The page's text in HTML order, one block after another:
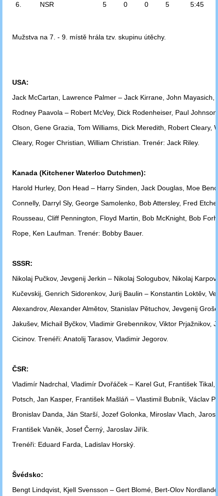
6. NSR 5 0 0 5 5:45
Mužstva na 7. - 9. místě hrála tzv. skupinu útěchy.
USA:
Jack McCartan, Lawrence Palmer – Jack Kirrane, John Mayasich,
Rodney Paavola – Robert McVey, Dick Rodenheiser, Paul
Olson, Gene Grazia, Tom Williams, Dick Meredith, Robert Cleary,
Cleary, Roger Christian, William Christian. Trenér: Jack Riley.
Kanada (Kitchener Waterloo Dutchmen):
Harold Hurley, Don Head – Harry Sinden, Jack Douglas, Moe
Connelly, Darryl Sly, George Samolenko, Bob Attersley, Fred
Rousseau, Cliff Pennington, Floyd Martin, Bob McKnight, Bob
Rope, Ken Laufman. Trenér: Bobby Bauer.
SSSR:
Nikolaj Pučkov, Jevgenij Jerkin – Nikolaj Sologubov, Nikolaj
Kučevskij, Genrich Sidorenkov, Jurij Baulin – Konstantin Loktěv,
Alexandrov, AlexanderAlmětov, Stanislav Pětuchov, Jevgenij
Jakušev, Michail Byčkov, Vladimir Grebennikov, Viktor Prjažnikov,
Cicinov. Trenéři: Anatolij Tarasov, Vladimir Jegorov.
ČSR:
Vladimír Nadrchal, Vladimír Dvořáček – Karel Gut, František Tikal,
Potsch, Jan Kasper, František Mašláň – Vlastimil Bubník, Václav
Bronislav Danda, Ján Starší, Jozef Golonka, Miroslav Vlach,
František Vaněk, Josef Černý, Jaroslav Jiřík.
Trenéři: Eduard Farda, Ladislav Horský.
Švédsko:
Bengt Lindqvist, Kjell Svensson – Gert Blomé, Bert-Olov